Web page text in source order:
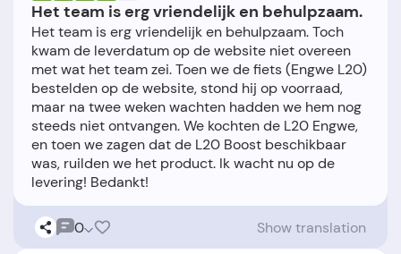
Het team is erg vriendelijk en behulpzaam.
Het team is erg vriendelijk en behulpzaam. Toch
kwam de leverdatum op de website niet overeen
met wat het team zei. Toen we de fiets (Engwe L20)
bestelden op de website, stond hij op voorraad,
maar na twee weken wachten hadden we hem nog
steeds niet ontvangen. We kochten de L20 Engwe,
en toen we zagen dat de L20 Boost beschikbaar
was, ruilden we het product. Ik wacht nu op de
0 Show translation